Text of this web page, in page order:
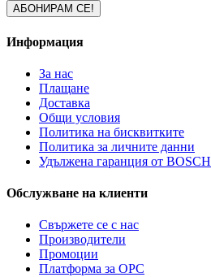
Информация
За нас
Плащане
Доставка
Общи условия
Политика на бисквитките
Политика за личните данни
Удължена гаранция от BOSCH
Обслужване на клиенти
Свържете се с нас
Производители
Промоции
Платформа за ОРС